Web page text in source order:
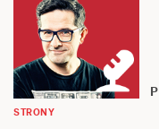
STRONY